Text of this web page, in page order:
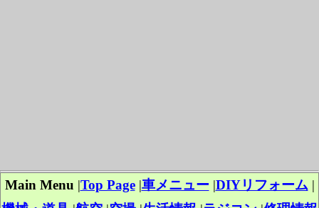
Main Menu |Top Page|車メニュー |DIYリフォーム |